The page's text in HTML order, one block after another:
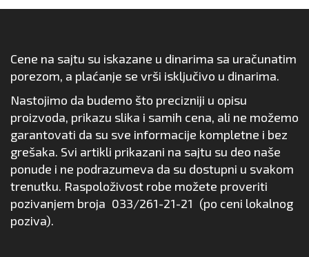
Cene na sajtu su iskazane u dinarima sa uračunatim
porezom, a plaćanje se vrši isključivo u dinarima.
Nastojimo da budemo što precizniji u opisu
proizvoda, prikazu slika i samih cena, ali ne možemo
garantovati da su sve informacije kompletne i bez
grešaka. Svi artikli prikazani na sajtu su deo naše
ponude i ne podrazumeva da su dostupni u svakom
trenutku. Raspoloživost robe možete proveriti
pozivanjem broja 033/261-21-21 (po ceni lokalnog
poziva).